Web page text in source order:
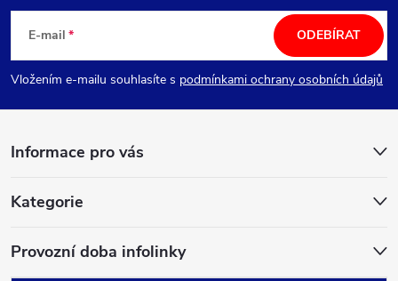
p
a
E-mail
Vložením e-mailu souhlasíte s podmínkami ochrany osobních údajů
ODEBÍRAT
Informace pro vás
Kategorie
Provozní doba infolinky